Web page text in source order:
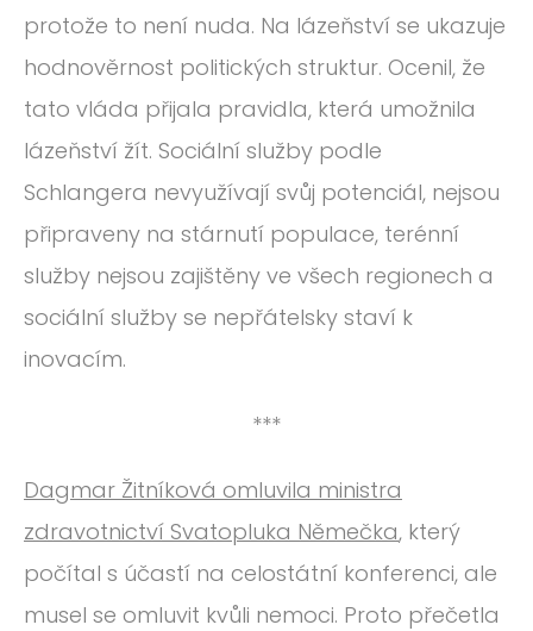
protože to není nuda. Na lázeňství se ukazuje
hodnověrnost politických struktur. Ocenil, že
tato vláda přijala pravidla, která umožnila
lázeňství žít. Sociální služby podle
Schlangera nevyužívají svůj potenciál, nejsou
připraveny na stárnutí populace, terénní
služby nejsou zajištěny ve všech regionech a
sociální služby se nepřátelsky staví k
inovacím.
***
Dagmar Žitníková omluvila ministra
zdravotnictví Svatopluka Němečka, který
počítal s účastí na celostátní konferenci, ale
musel se omluvit kvůli nemoci. Proto přečetla